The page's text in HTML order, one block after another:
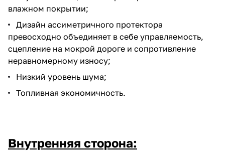
влажном покрытии;
Дизайн ассиметричного протектора
превосходно объединяет в себе управляемость,
сцепление на мокрой дороге и сопротивление
неравномерному износу;
Низкий уровень шума;
Топливная экономичность.
Внутренняя сторона: